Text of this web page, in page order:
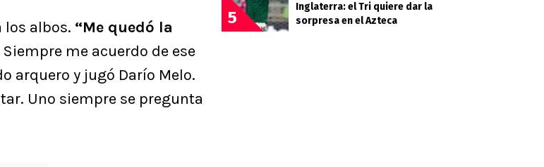
los albos. “Me quedó la
Siempre me acuerdo de ese
arquero y jugó Darío Melo.
Uno siempre se pregunta
5
Inglaterra: el Tri quiere dar la
sorpresa en el Azteca